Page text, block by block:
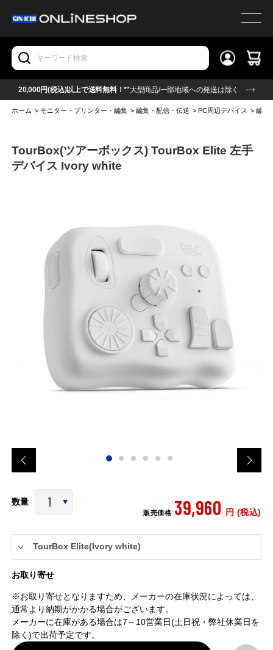
20,000円(税込)以上で送料無料！**大型商品/一部地域への発送は除く
ホーム >モニター・プリンター・編集 >編集・配信・伝送 >PC周辺デバイス >編集
TourBox(ツアーボックス) TourBox Elite 左手
デバイス Ivory white
数量
販売価格 39,960 円 (税込)
お取り寄せ
※お取り寄せとなりますため、メーカーの在庫状況によっては、
通常より納期がかかる場合がございます。
メーカーに在庫がある場合は7～10営業日(土日祝・弊社休業日を
除く)で出荷予定です。